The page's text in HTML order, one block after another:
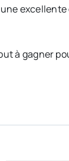
à gagner